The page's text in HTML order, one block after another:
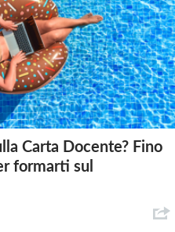
Carta Docente? Fino
formarti sul